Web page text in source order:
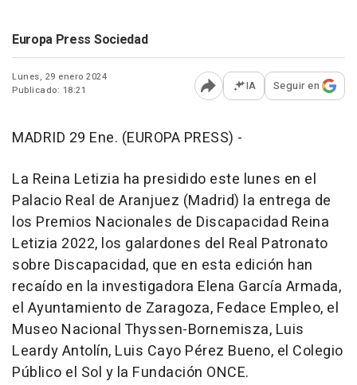
Europa Press Sociedad
Lunes, 29 enero 2024
Publicado: 18:21
Abrir opciones para
IA Seguir en
MADRID 29 Ene. (EUROPA PRESS) -
La Reina Letizia ha presidido este lunes en el
Palacio Real de Aranjuez (Madrid) la entrega de
los Premios Nacionales de Discapacidad Reina
Letizia 2022, los galardones del Real Patronato
sobre Discapacidad, que en esta edición han
recaído en la investigadora Elena García Armada,
el Ayuntamiento de Zaragoza, Fedace Empleo, el
Museo Nacional Thyssen-Bornemisza, Luis
Leardy Antolín, Luis Cayo Pérez Bueno, el Colegio
Público el Sol y la Fundación ONCE.